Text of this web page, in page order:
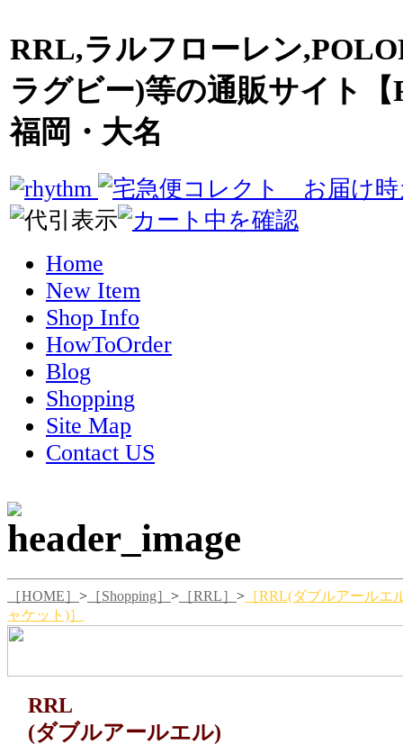
RRL,ラルフローレン
ラグビー)等の通販サイト
福岡・大名
Home
New Item
Shop Info
HowToOrder
Blog
Shopping
Site Map
Contact US
［HOME］ > ［Shopping］ > ［RRL］ > ［RRL(ダブルアール
ャケット)］
RRL
(ダブルアールエル)